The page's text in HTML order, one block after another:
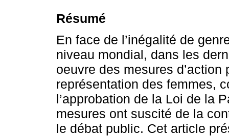
Résumé
En face de l’inégalité de
niveau mondial, dans les
oeuvre des mesures
représentation des femmes,
l’approbation de la Loi de la
mesures ont suscité de la
le débat public. Cet article